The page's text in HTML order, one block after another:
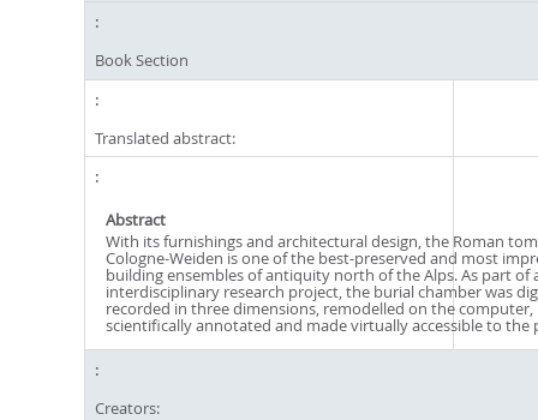
Book Section
Translated abstract:
Abstract
With its furnishings and architectural design, the Roman
Cologne-Weiden is one of the best-preserved and most
building ensembles of antiquity north of the Alps. As part of
interdisciplinary research project, the burial chamber was
recorded in three dimensions, remodelled on the computer,
scientifically annotated and made virtually accessible to the
Creators: